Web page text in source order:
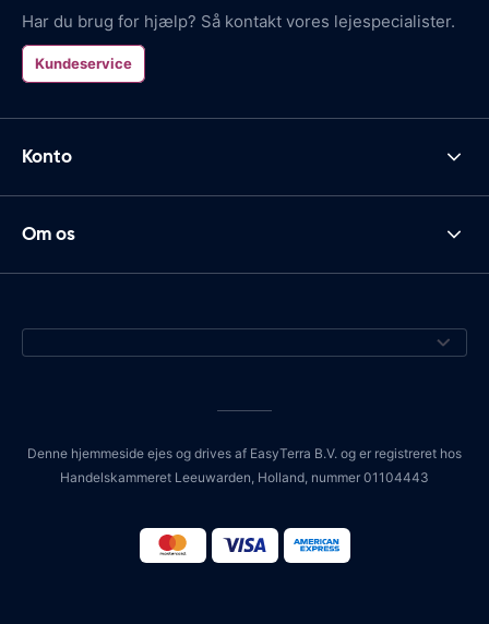
Har du brug for hjælp? Så kontakt vores lejespecialister.
Kundeservice
Konto
Om os
Denne hjemmeside ejes og drives af EasyTerra B.V. og er registreret hos
Handelskammeret Leeuwarden, Holland, nummer 01104443